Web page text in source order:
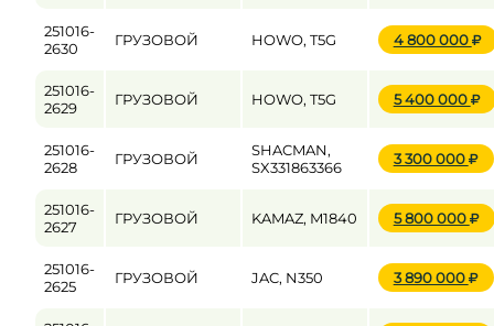
251016-
2630
ГРУЗОВОЙ HOWO, T5G 4 800 000
251016-
2629
ГРУЗОВОЙ HOWO, T5G 5 400 000
251016-
2628
ГРУЗОВОЙ
SHACMAN,
SX331863366
3 300 000
251016-
2627
ГРУЗОВОЙ KAMAZ, M1840 5 800 000
251016-
2625
ГРУЗОВОЙ JAC, N350 3 890 000